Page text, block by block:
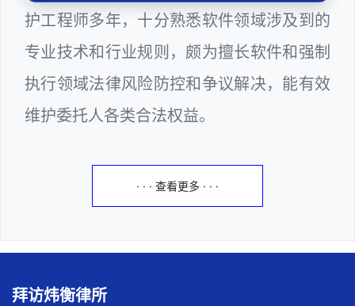
护工程师多年，十分熟悉软件领域涉及到的
专业技术和行业规则，颇为擅长软件和强制
执行领域法律风险防控和争议解决，能有效
维护委托人各类合法权益。
· · · 查看更多 · · ·
拜访炜衡律所